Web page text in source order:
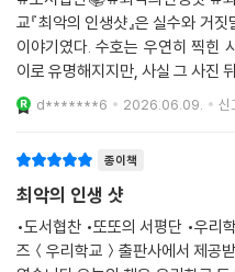
교『최악의 인생샷』은 실수와 거
이야기였다. 수호는 우연히 찍힌
이로 유명해지지만, 사실 그 사진
망가뜨리고도 사실을 말하지 못한
과 관심을 받을수록 수호의 불안
d*******6 2026.06.09. 신
종이책
최악의 인생 샷
•도서협찬 •또또의 서평단 •우리
즈＜우리학교＞출판사에서 제공